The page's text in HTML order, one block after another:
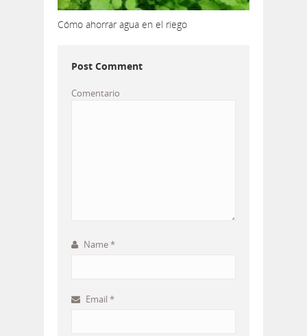
Cómo ahorrar agua en el riego
Post Comment
Comentario
Name*
Email *